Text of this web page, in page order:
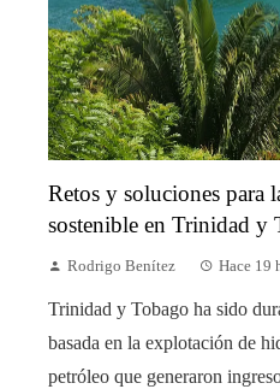
Retos y soluciones para
sostenible en Trinidad y
Rodrigo Benítez Hace 19
Trinidad y Tobago ha sido
basada en la explotación de
petróleo que generaron